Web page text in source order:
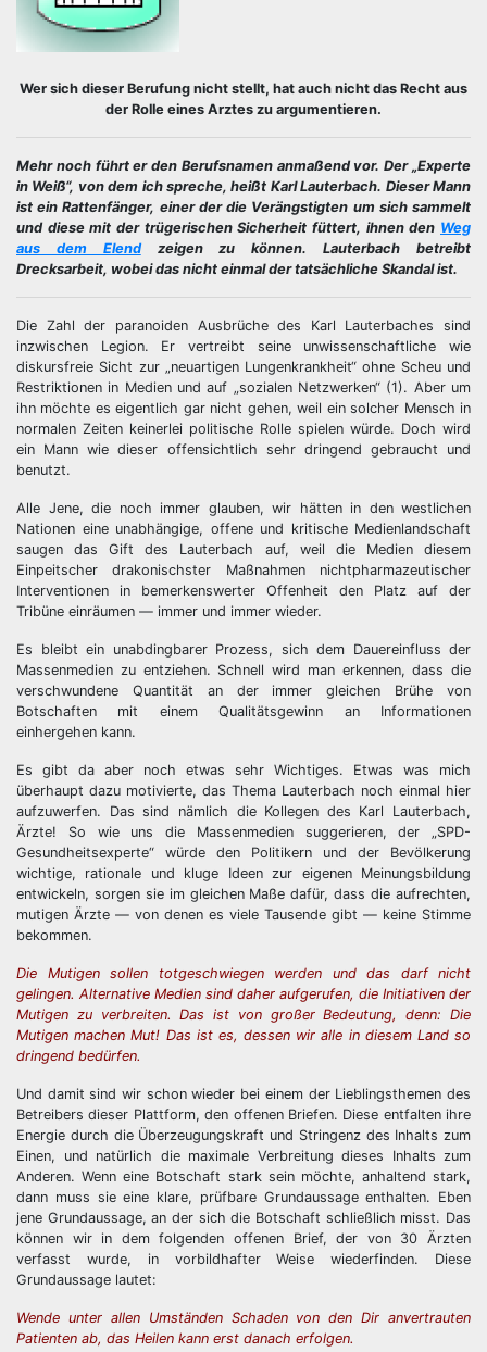
Wer sich dieser Berufung nicht stellt, hat auch nicht das Recht aus
der Rolle eines Arztes zu argumentieren.
Mehr noch führt er den Berufsnamen anmaßend vor. Der „Experte
in Weiß“, von dem ich spreche, heißt Karl Lauterbach. Dieser Mann
ist ein Rattenfänger, einer der die Verängstigten um sich sammelt
und diese mit der trügerischen Sicherheit füttert, ihnen den Weg
aus dem Elendzeigen zu können. Lauterbach betreibt
Drecksarbeit, wobei das nicht einmal der tatsächliche Skandal ist.
Die Zahl der paranoiden Ausbrüche des Karl Lauterbaches sind
inzwischen Legion. Er vertreibt seine unwissenschaftliche wie
diskursfreie Sicht zur „neuartigen Lungenkrankheit“ ohne Scheu und
Restriktionen in Medien und auf „sozialen Netzwerken“ (1). Aber um
ihn möchte es eigentlich gar nicht gehen, weil ein solcher Mensch in
normalen Zeiten keinerlei politische Rolle spielen würde. Doch wird
ein Mann wie dieser offensichtlich sehr dringend gebraucht und
benutzt.
Alle Jene, die noch immer glauben, wir hätten in den westlichen
Nationen eine unabhängige, offene und kritische Medienlandschaft
saugen das Gift des Lauterbach auf, weil die Medien diesem
Einpeitscher drakonischster Maßnahmen nichtpharmazeutischer
Interventionen in bemerkenswerter Offenheit den Platz auf der
Tribüne einräumen — immer und immer wieder.
Es bleibt ein unabdingbarer Prozess, sich dem Dauereinfluss der
Massenmedien zu entziehen. Schnell wird man erkennen, dass die
verschwundene Quantität an der immer gleichen Brühe von
Botschaften mit einem Qualitätsgewinn an Informationen
einhergehen kann.
Es gibt da aber noch etwas sehr Wichtiges. Etwas was mich
überhaupt dazu motivierte, das Thema Lauterbach noch einmal hier
aufzuwerfen. Das sind nämlich die Kollegen des Karl Lauterbach,
Ärzte! So wie uns die Massenmedien suggerieren, der „SPD-
Gesundheitsexperte“ würde den Politikern und der Bevölkerung
wichtige, rationale und kluge Ideen zur eigenen Meinungsbildung
entwickeln, sorgen sie im gleichen Maße dafür, dass die aufrechten,
mutigen Ärzte — von denen es viele Tausende gibt — keine Stimme
bekommen.
Die Mutigen sollen totgeschwiegen werden und das darf nicht
gelingen. Alternative Medien sind daher aufgerufen, die Initiativen der
Mutigen zu verbreiten. Das ist von großer Bedeutung, denn: Die
Mutigen machen Mut! Das ist es, dessen wir alle in diesem Land so
dringend bedürfen.
Und damit sind wir schon wieder bei einem der Lieblingsthemen des
Betreibers dieser Plattform, den offenen Briefen. Diese entfalten ihre
Energie durch die Überzeugungskraft und Stringenz des Inhalts zum
Einen, und natürlich die maximale Verbreitung dieses Inhalts zum
Anderen. Wenn eine Botschaft stark sein möchte, anhaltend stark,
dann muss sie eine klare, prüfbare Grundaussage enthalten. Eben
jene Grundaussage, an der sich die Botschaft schließlich misst. Das
können wir in dem folgenden offenen Brief, der von 30 Ärzten
verfasst wurde, in vorbildhafter Weise wiederfinden. Diese
Grundaussage lautet:
Wende unter allen Umständen Schaden von den Dir anvertrauten
Patienten ab, das Heilen kann erst danach erfolgen.